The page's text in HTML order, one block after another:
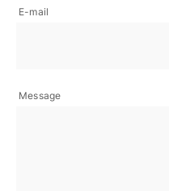
E-mail
Message